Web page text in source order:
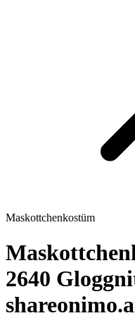
Maskottchenkostüm
2640